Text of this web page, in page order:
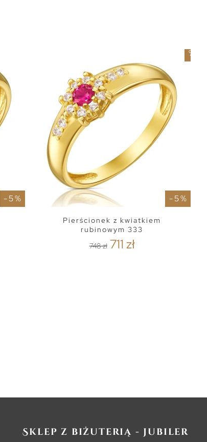
- 5 % - 5 %
Pierścionek z kwiatkiem
rubinowym 333
748 zł 711 zł
%
Sklep z biżuterią - jubiler